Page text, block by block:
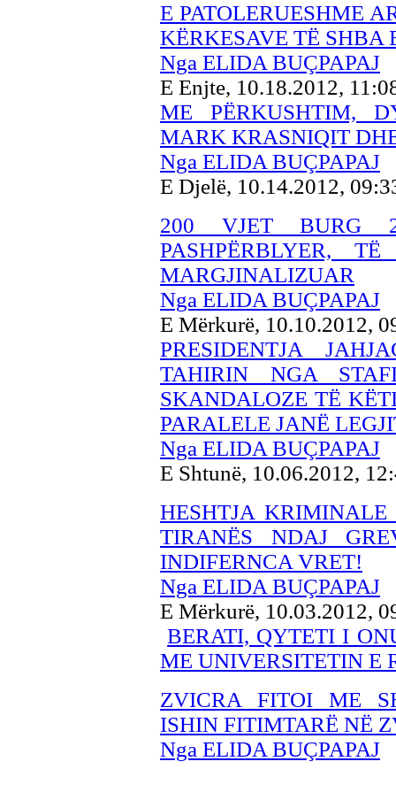
E PATOLERUESHME
KËRKESAVE TË SHBA
Nga ELIDA BUÇPAPAJ
E Enjte, 10.18.2012,
ME PËRKUSHTIM,
MARK KRASNIQIT
Nga ELIDA BUÇPAPAJ
E Djelë, 10.14.2012,
200 VJET BURG
PASHPËRBLYER,
MARGJINALIZUAR
Nga ELIDA BUÇPAPAJ
E Mërkurë, 10.10.2012,
PRESIDENTJA
TAHIRIN NGA
SKANDALOZE TË
PARALELE JANË
Nga ELIDA BUÇPAPAJ
E Shtunë, 10.06.2012,
HESHTJA
TIRANËS NDAJ
INDIFERNCA VRET!
Nga ELIDA BUÇPAPAJ
E Mërkurë, 10.03.2012,
BERATI, QYTETI I
ME UNIVERSITETIN E
ZVICRA FITOI ME
ISHIN FITIMTARË NË
Nga ELIDA BUÇPAPAJ